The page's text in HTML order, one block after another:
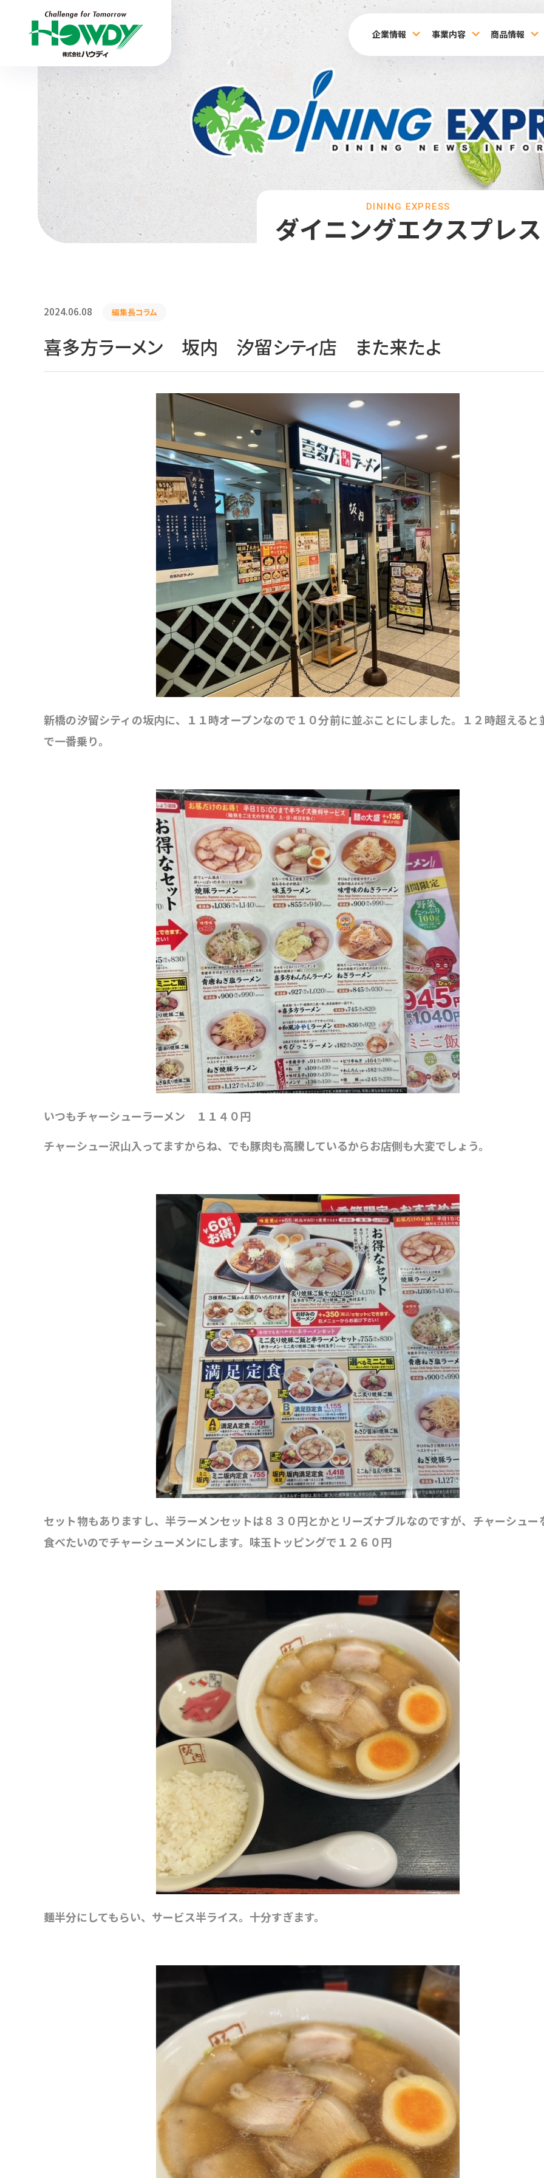
企業情報 事業内容 商品情報
ダイニングエクスプレス
DINING EXPRESS
2024.06.08 編集長コラム
喜多方ラーメン 坂内 汐留シティ店 また来たよ
新橋の汐留シティの坂内に、１１時オープンなので１０分前に並ぶことにしました。１２時超えると
で一番乗り。
いつもチャーシューラーメン １１４０円
チャーシュー沢山入ってますからね、でも豚肉も高騰しているからお店側も大変でしょう。
セット物もありますし、半ラーメンセットは８３０円とかとリーズナブルなのですが、チャーシュー
食べたいのでチャーシューメンにします。味玉トッピングで１２６０円
麺半分にしてもらい、サービス半ライス。十分すぎます。